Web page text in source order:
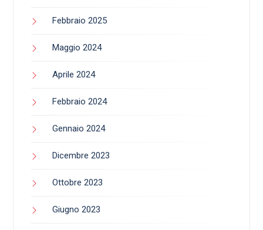
Febbraio 2025
Maggio 2024
Aprile 2024
Febbraio 2024
Gennaio 2024
Dicembre 2023
Ottobre 2023
Giugno 2023